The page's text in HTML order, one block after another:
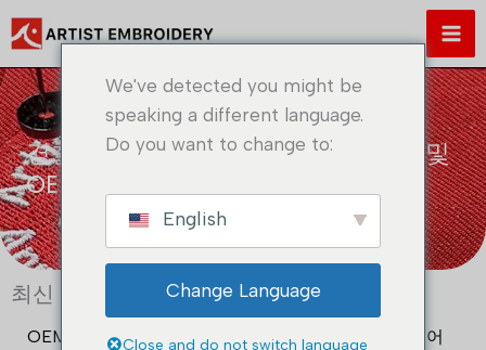
콘
텐
츠
로
건
너
뛰
기
경찰 배지 가이드: 맞춤 디자인, 용도 및
OEM 제조
최신 게시물 목록
OEM 자수 패치 제조업체 대 무역 회사: 2026년에는 어
We've detected you might be
speaking a different language.
Do you want to change to:
English
Change Language
Close and do not switch language